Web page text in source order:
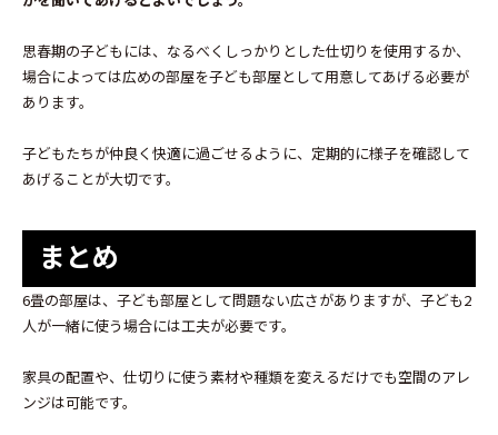
思春期の子どもには、なるべくしっかりとした仕切りを使用するか、
場合によっては広めの部屋を子ども部屋として用意してあげる必要が
あります。
子どもたちが仲良く快適に過ごせるように、定期的に様子を確認して
あげることが大切です。
まとめ
6畳の部屋は、子ども部屋として問題ない広さがありますが、子ども2
人が一緒に使う場合には工夫が必要です。
家具の配置や、仕切りに使う素材や種類を変えるだけでも空間のアレ
ンジは可能です。